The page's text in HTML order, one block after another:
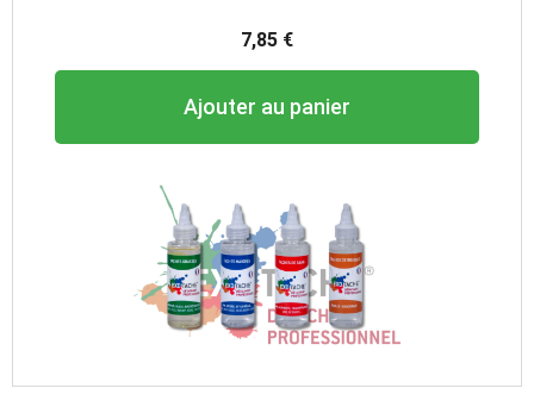
7,85 €
Ajouter au panier